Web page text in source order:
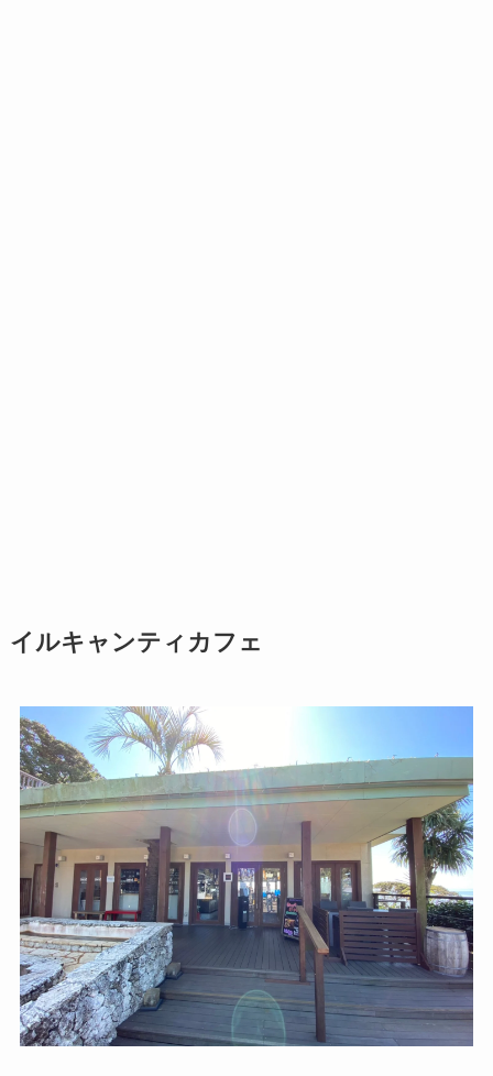
イルキャンティカフェ